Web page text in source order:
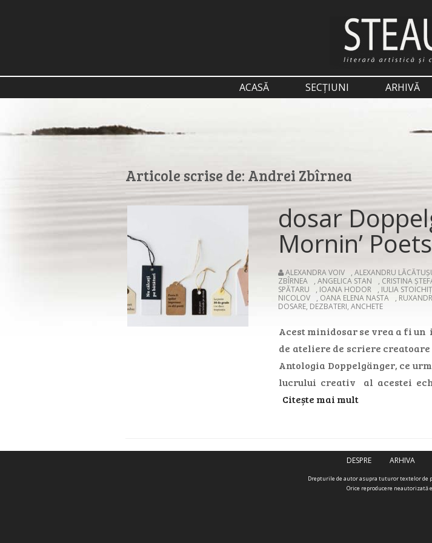
ACASĂ SECȚIUNI ARHIVĂ
Articole scrise de: Andrei Zbîrnea
dosar
Mornin’
ALEXANDRA VOIV , ALEXANDRU
ZBÎRNEA
, ANGELICA STAN , CRISTINA
SPĂTARU
, IOANA HODOR , IULIA STOICHIȚ
NICOLOV
, OANA ELENA NASTA ,
DOSARE, DEZBATERI, ANCHETE
Acest minidosar se vrea a fi un
de ateliere de scriere
Antologia Doppelgänger, ce
lucrului creativ al acestei
Citește mai mult
DESPRE ARHIVA
Drepturile de autor asupra tuturor textelor de
Orice reproducere neautorizată